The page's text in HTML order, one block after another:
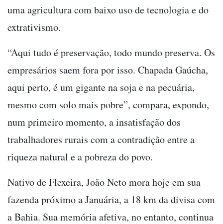
uma agricultura com baixo uso de tecnologia e do
extrativismo.
“Aqui tudo é preservação, todo mundo preserva. Os
empresários saem fora por isso. Chapada Gaúcha,
aqui perto, é um gigante na soja e na pecuária,
mesmo com solo mais pobre”, compara, expondo,
num primeiro momento, a insatisfação dos
trabalhadores rurais com a contradição entre a
riqueza natural e a pobreza do povo.
Nativo de Flexeira, João Neto mora hoje em sua
fazenda próximo a Januária, a 18 km da divisa com
a Bahia. Sua memória afetiva, no entanto, continua